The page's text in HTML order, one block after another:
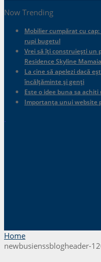
Now Trending
Mobilier cumpărat cu
rupi bugetul
Vrei să îți construiești un
Residence Skyline
La cine să apelezi dacă
încălțăminte și genți
Este o idee buna sa
Importanța unui website
.
Home
newbusienssblogheader-